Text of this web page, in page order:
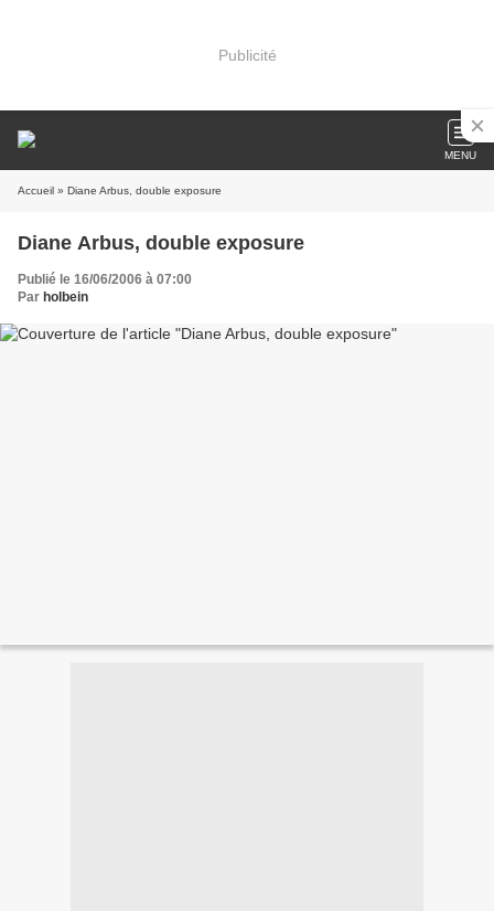
Publicité
MENU
Accueil » Diane Arbus, double exposure
Diane Arbus, double exposure
Publié le 16/06/2006 à 07:00
Par holbein